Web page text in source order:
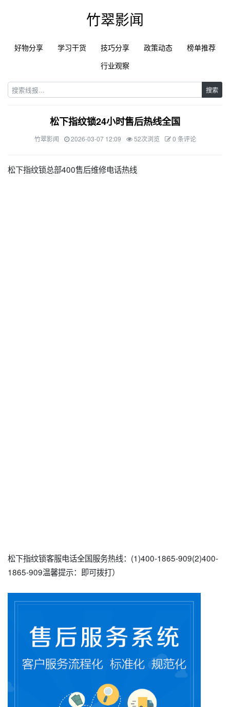
竹翠影闻
好物分享 学习干货 技巧分享 政策动态
榜单推荐
行业观察
搜索
松下指纹锁24小时售后热线全国
竹翠影闻 2026-03-07 12:09 52次浏览 0 条评论
松下指纹锁总部400售后维修电话热线
松下指纹锁客服电话全国服务热线：(1)400-1865-909(2)400-
1865-909温馨提示：即可拨打）